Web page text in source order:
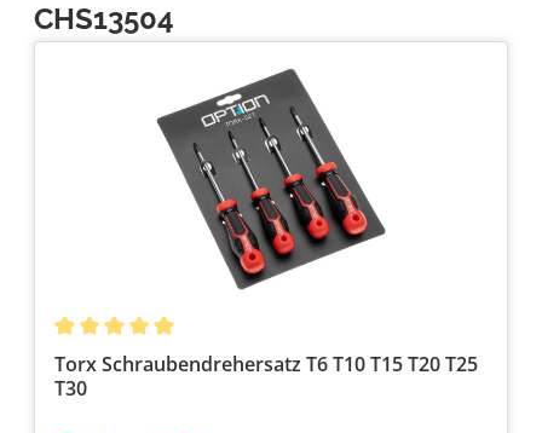
CHS13504
Torx Schraubendrehersatz T6 T10 T15 T20 T25
T30